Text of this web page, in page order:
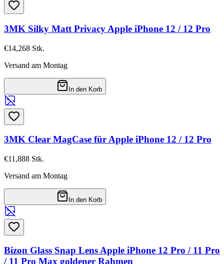
3MK Silky Matt Privacy Apple iPhone 12 / 12 Pro
€14,268 Stk.
Versand am Montag
In den Korb
3MK Clear MagCase für Apple iPhone 12 / 12 Pro
€11,888 Stk.
Versand am Montag
In den Korb
Bizon Glass Snap Lens Apple iPhone 12 Pro / 11 Pro
/ 11 Pro Max goldener Rahmen